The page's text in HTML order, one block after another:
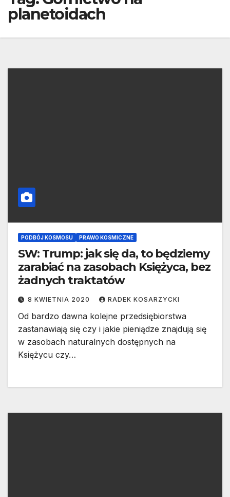
planetoidach
PODBÓJ KOSMOSU PRAWO KOSMICZNE
SW: Trump: jak się da, to będziemy
zarabiać na zasobach Księżyca, bez
żadnych traktatów
8 KWIETNIA 2020 RADEK KOSARZYCKI
Od bardzo dawna kolejne przedsiębiorstwa
zastanawiają się czy i jakie pieniądze znajdują się
w zasobach naturalnych dostępnych na
Księżycu czy…